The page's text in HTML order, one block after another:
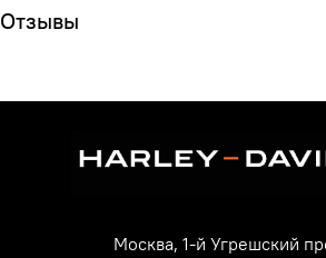
Отзывы
Москва, 1-й Угрешский